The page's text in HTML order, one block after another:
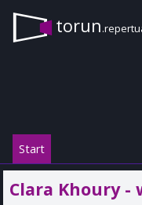
torun
Start
Clara Khoury